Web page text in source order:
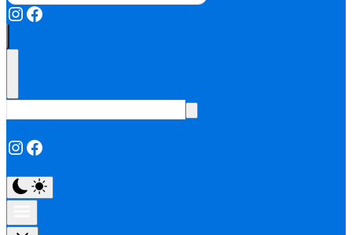
Instagram
Facebook
Instagram
Facebook